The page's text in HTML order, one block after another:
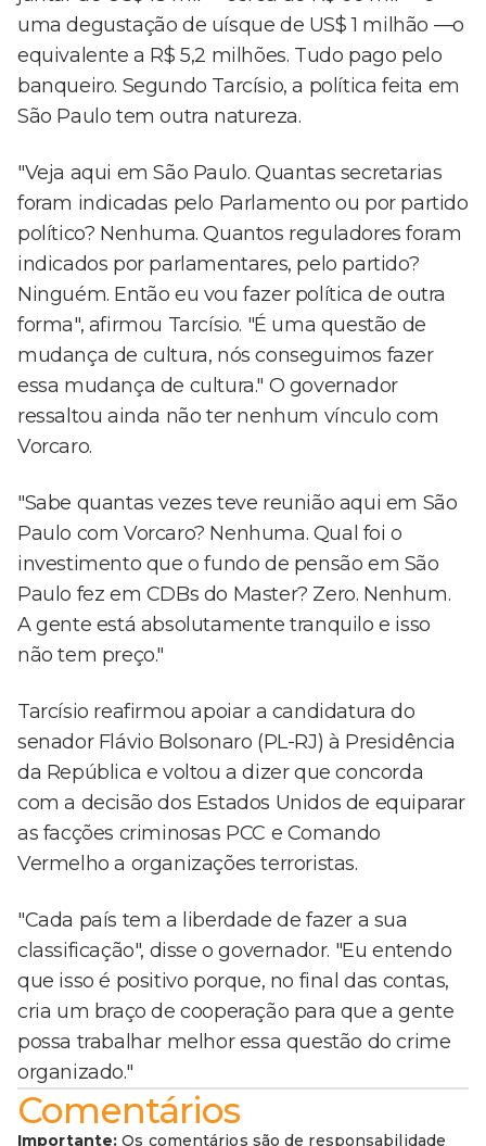
uma degustação de uísque de US$ 1 milhão —o
equivalente a R$ 5,2 milhões. Tudo pago pelo
banqueiro. Segundo Tarcísio, a política feita em
São Paulo tem outra natureza.
"Veja aqui em São Paulo. Quantas secretarias
foram indicadas pelo Parlamento ou por partido
político? Nenhuma. Quantos reguladores foram
indicados por parlamentares, pelo partido?
Ninguém. Então eu vou fazer política de outra
forma", afirmou Tarcísio. "É uma questão de
mudança de cultura, nós conseguimos fazer
essa mudança de cultura." O governador
ressaltou ainda não ter nenhum vínculo com
Vorcaro.
"Sabe quantas vezes teve reunião aqui em São
Paulo com Vorcaro? Nenhuma. Qual foi o
investimento que o fundo de pensão em São
Paulo fez em CDBs do Master? Zero. Nenhum.
A gente está absolutamente tranquilo e isso
não tem preço."
Tarcísio reafirmou apoiar a candidatura do
senador Flávio Bolsonaro (PL-RJ) à Presidência
da República e voltou a dizer que concorda
com a decisão dos Estados Unidos de equiparar
as facções criminosas PCC e Comando
Vermelho a organizações terroristas.
"Cada país tem a liberdade de fazer a sua
classificação", disse o governador. "Eu entendo
que isso é positivo porque, no final das contas,
cria um braço de cooperação para que a gente
possa trabalhar melhor essa questão do crime
organizado."
Comentários
Importante: Os comentários são de responsabilidade